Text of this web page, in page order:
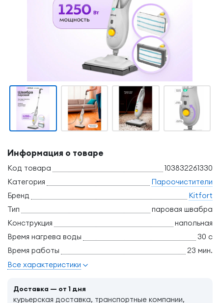
Информация о товаре
Код товара
103832261330
Категория
Пароочистители
Бренд
Kitfort
Тип
паровая швабра
Конструкция
напольная
Время нагрева воды
30 c
Время работы
23 мин.
Все характеристики
Доставка — от 1 дня
курьерская доставка, транспортные компании,